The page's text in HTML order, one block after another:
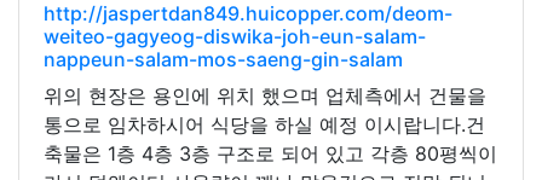
http://jaspertdan849.huicopper.com/deom-
weiteo-gagyeog-diswika-joh-eun-salam-
nappeun-salam-mos-saeng-gin-salam
위의 현장은 용인에 위치 했으며 업체측에서 건물을
통으로 임차하시어 식당을 하실 예정 이시랍니다.건
축물은 1층 4층 3층 구조로 되어 있고 각층 80평씩이